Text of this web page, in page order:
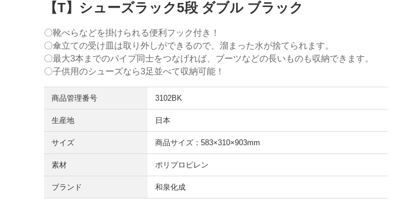
【T】シューズラック5段 ダブル ブラック
〇靴べらなどを掛けられる便利フック付き！
〇傘立ての受け皿は取り外しができるので、溜まった水が捨てられます。
〇最大3本までのパイプ同士をつなげれば、ブーツなどの長いものも収納できます。
〇子供用のシューズなら3足並べて収納可能！
商品管理番号 3102BK
生産地 日本
サイズ 商品サイズ：583×310×903mm
素材 ポリプロピレン
ブランド 和泉化成